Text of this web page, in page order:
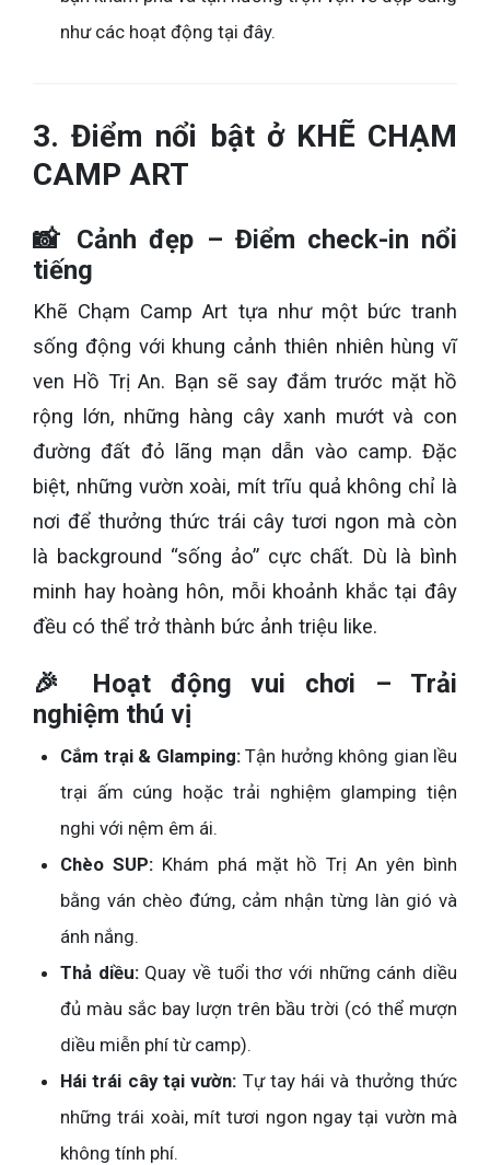
như các hoạt động tại đây.
3. Điểm nổi bật ở KHẼ CHẠM
CAMP ART
📸 Cảnh đẹp – Điểm check-in nổi
tiếng
Khẽ Chạm Camp Art tựa như một bức tranh
sống động với khung cảnh thiên nhiên hùng vĩ
ven Hồ Trị An. Bạn sẽ say đắm trước mặt hồ
rộng lớn, những hàng cây xanh mướt và con
đường đất đỏ lãng mạn dẫn vào camp. Đặc
biệt, những vườn xoài, mít trĩu quả không chỉ là
nơi để thưởng thức trái cây tươi ngon mà còn
là background “sống ảo” cực chất. Dù là bình
minh hay hoàng hôn, mỗi khoảnh khắc tại đây
đều có thể trở thành bức ảnh triệu like.
🎉 Hoạt động vui chơi – Trải
nghiệm thú vị
Cắm trại & Glamping:Tận hưởng không gian lều
trại ấm cúng hoặc trải nghiệm glamping tiện
nghi với nệm êm ái.
Chèo SUP:Khám phá mặt hồ Trị An yên bình
bằng ván chèo đứng, cảm nhận từng làn gió và
ánh nắng.
Thả diều:Quay về tuổi thơ với những cánh diều
đủ màu sắc bay lượn trên bầu trời (có thể mượn
diều miễn phí từ camp).
Hái trái cây tại vườn: Tự tay hái và thưởng thức
những trái xoài, mít tươi ngon ngay tại vườn mà
không tính phí.